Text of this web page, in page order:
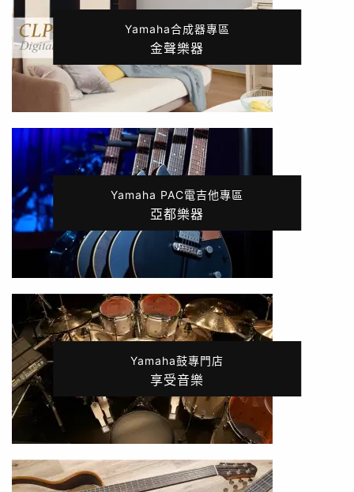
Yamaha合成器專區
金聲樂器
Yamaha PAC電吉他專區
亞都樂器
Yamaha鼓專門店
享受音樂